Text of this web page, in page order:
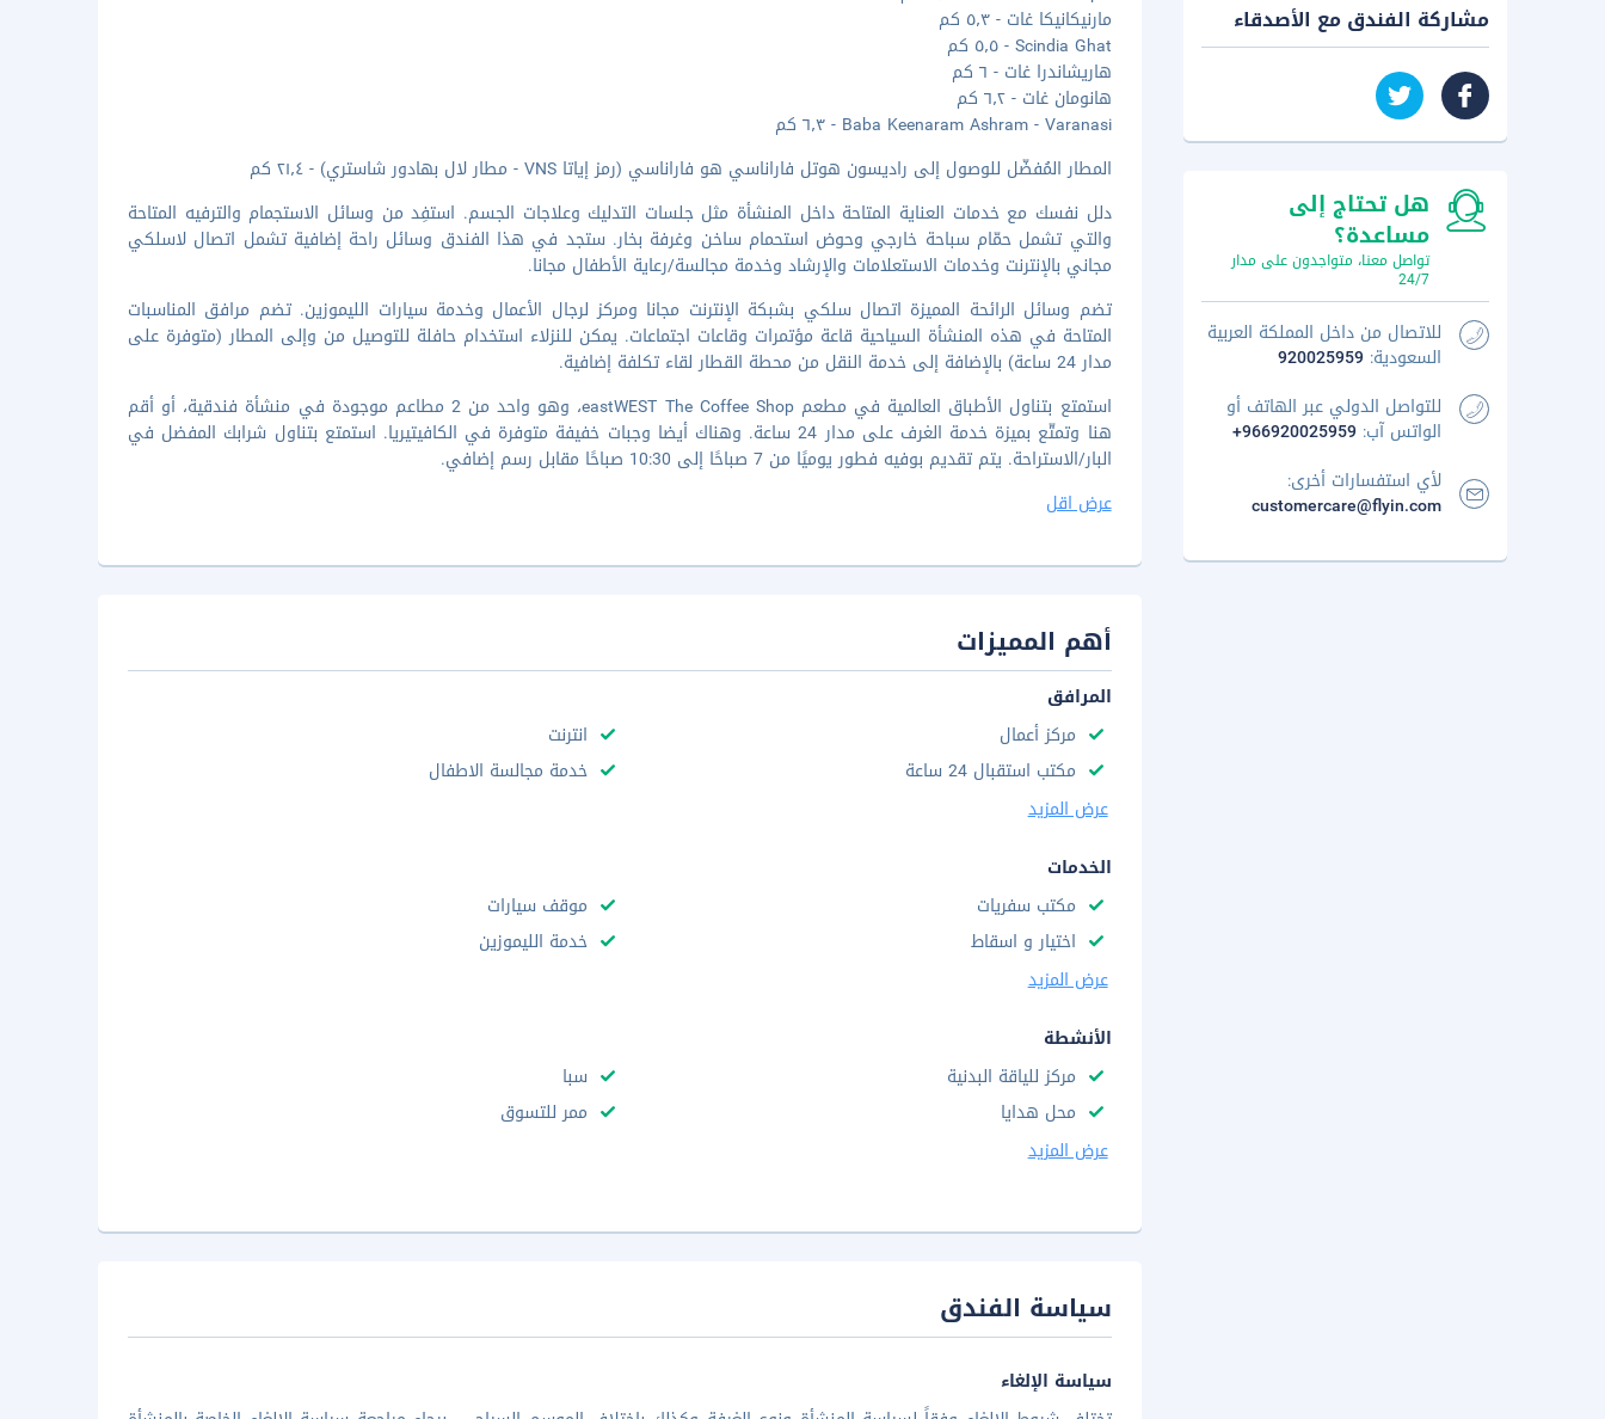
مارنيكانيكا غات - ٥٫٣ كم
Scindia Ghat - ٥٫٥ كم
هاريشاندرا غات - ٦ كم
هانومان غات - ٦٫٢ كم
Baba Keenaram Ashram - Varanasi - ٦٫٣ كم
المطار المُفضّل للوصول إلى راديسون هوتل فاراناسي هو فاراناسي (رمز إياتا VNS - مطار لال بهادور شاستري) - ٢١٫٤ كم
دلل نفسك مع خدمات العناية المتاحة داخل المنشأة مثل جلسات التدليك وعلاجات الجسم. استفِد من وسائل الاستجمام والترفيه المتاحة
والتي تشمل حمّام سباحة خارجي وحوض استحمام ساخن وغرفة بخار. ستجد في هذا الفندق وسائل راحة إضافية تشمل اتصال لاسلكي
مجاني بالإنترنت وخدمات الاستعلامات والإرشاد وخدمة مجالسة/رعاية الأطفال مجانا.
تضم وسائل الرائحة المميزة اتصال سلكي بشبكة الإنترنت مجانا ومركز لرجال الأعمال وخدمة سيارات الليموزين. تضم مرافق المناسبات
المتاحة في هذه المنشأة السياحية قاعة مؤتمرات وقاعات اجتماعات. يمكن للنزلاء استخدام حافلة للتوصيل من وإلى المطار (متوفرة على
مدار 24 ساعة) بالإضافة إلى خدمة النقل من محطة القطار لقاء تكلفة إضافية.
استمتع بتناول الأطباق العالمية في مطعم eastWEST The Coffee Shop، وهو واحد من 2 مطاعم موجودة في منشأة فندقية، أو أقم
هنا وتمتّع بميزة خدمة الغرف على مدار 24 ساعة. وهناك أيضا وجبات خفيفة متوفرة في الكافيتيريا. استمتع بتناول شرابك المفضل في
البار/الاستراحة. يتم تقديم بوفيه فطور يوميًا من 7 صباحًا إلى 10:30 صباحًا مقابل رسم إضافي.
عرض اقل
أهم المميزات
المرافق
مركز أعمال
انترنت
مكتب استقبال 24 ساعة
خدمة مجالسة الاطفال
عرض المزيد
الخدمات
مكتب سفريات
موقف سيارات
اختيار و اسقاط
خدمة الليموزين
عرض المزيد
الأنشطة
مركز للياقة البدنية
سبا
محل هدايا
ممر للتسوق
عرض المزيد
سياسة الفندق
سياسة الإلغاء
مشاركة الفندق مع الأصدقاء
هل تحتاج إلى
مساعدة؟
تواصل معنا، متواجدون على مدار
24/7
للاتصال من داخل المملكة العربية
السعودية: 920025959
للتواصل الدولي عبر الهاتف أو
الواتس آب: +966920025959
لأي استفسارات أخرى:
customercare@flyin.com